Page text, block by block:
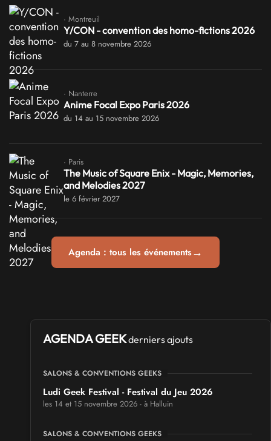
· Montreuil
Y/CON - convention des homo-fictions 2026
du 7 au 8 novembre 2026
· Nanterre
Anime Focal Expo Paris 2026
du 14 au 15 novembre 2026
· Paris
The Music of Square Enix - Magic, Memories,
and Melodies 2027
le 6 février 2027
Agenda : tous les événements→
AGENDA GEEKderniers ajouts
SALONS & CONVENTIONS GEEKS
Ludi Geek Festival - Festival du Jeu 2026
les 14 et 15 novembre 2026 - à Halluin
SALONS & CONVENTIONS GEEKS